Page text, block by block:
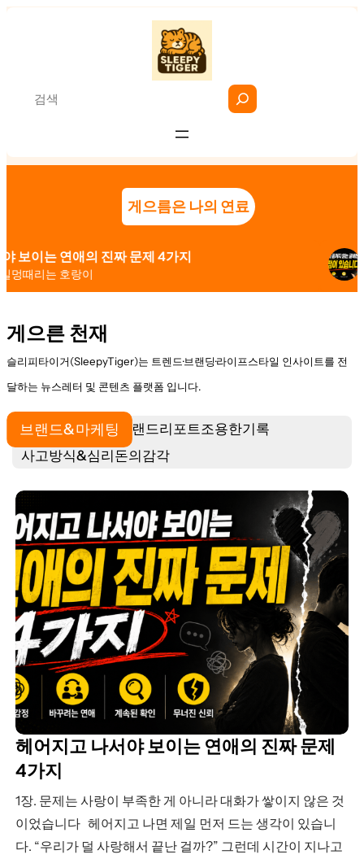
가
게으름은 나의 연료
는 연애의 진짜 문제 4가지
는 호랑이
사람
2026
게으른 천재
슬리피타이거(SleepyTiger)는 트렌드·브랜딩·라이프스타일 인사이트를 전
달하는 뉴스레터 및 콘텐츠 플랫폼 입니다.
브랜드&마케팅트랜드리포트조용한기록
사고방식&심리돈의감각
헤어지고 나서야 보이는 연애의 진짜 문제
4가지
1장. 문제는 사랑이 부족한 게 아니라 대화가 쌓이지 않은 것
이었습니다 헤어지고 나면 제일 먼저 드는 생각이 있습니
다. “우리가 덜 사랑해서 끝난 걸까?” 그런데 시간이 지나고